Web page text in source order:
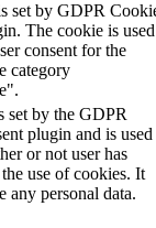
set by GDPR
The cookie is used
consent for the
category
set by the GDPR
plugin and is used
or not user has
use of cookies. It
any personal data.